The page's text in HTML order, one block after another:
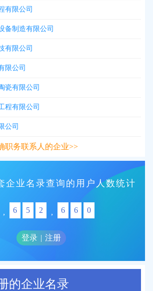
有限公司
备制造有限公司
有限公司
限公司
瓷有限公司
程有限公司
公司
职务联系人的企业>>
企业名录查询的用户人数统计
, 6 5 2 , 6 6 0
登录 | 注册
的企业名录